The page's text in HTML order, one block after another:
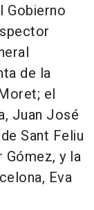
Gobierno
de la
el
Juan José
Sant Feliu
y la
Eva